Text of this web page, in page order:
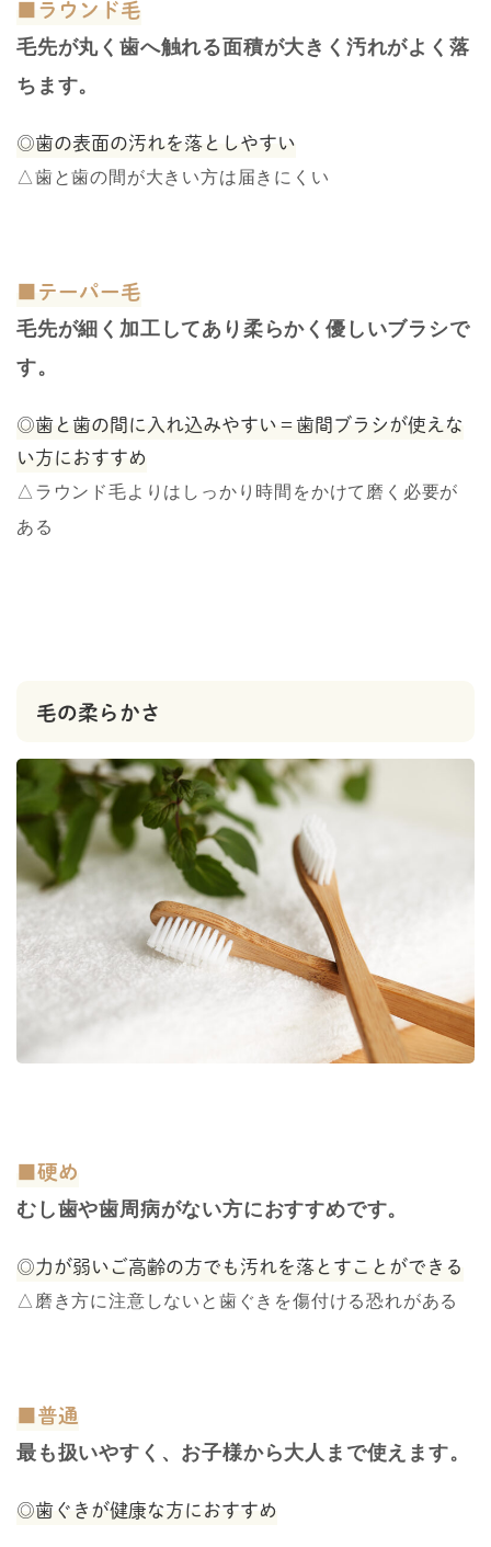
■ラウンド毛
毛先が丸く歯へ触れる面積が大きく汚れがよく落
ちます。
◎歯の表面の汚れを落としやすい
△歯と歯の間が大きい方は届きにくい
■テーパー毛
毛先が細く加工してあり柔らかく優しいブラシで
す。
◎歯と歯の間に入れ込みやすい＝歯間ブラシが使えな
い方におすすめ
△ラウンド毛よりはしっかり時間をかけて磨く必要が
ある
毛の柔らかさ
■硬め
むし歯や歯周病がない方におすすめです。
◎力が弱いご高齢の方でも汚れを落とすことができる
△ 磨き方に注意しないと歯ぐきを傷付ける恐れがある
■普通
最も扱いやすく、お子様から大人まで使えます。
◎歯ぐきが健康な方におすすめ